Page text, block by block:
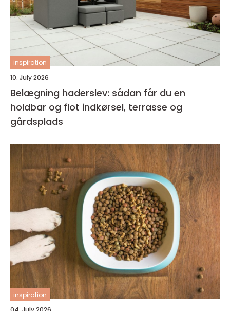
inspiration
10. July 2026
Belægning haderslev: sådan får du en
holdbar og flot indkørsel, terrasse og
gårdsplads
inspiration